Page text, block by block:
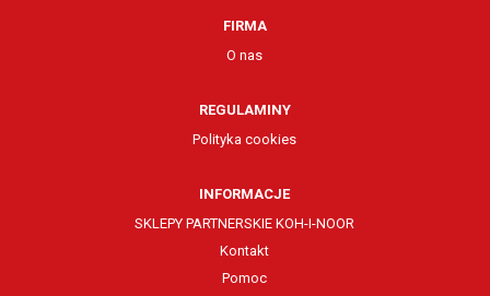
FIRMA
O nas
REGULAMINY
Polityka cookies
INFORMACJE
SKLEPY PARTNERSKIE KOH-I-NOOR
Kontakt
Pomoc